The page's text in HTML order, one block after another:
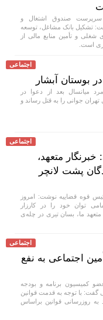
سرپرست صندوق اشتغال و
تشکیل بانک مشاغل، توسعه
شغلی و تأمین منابع مالی از
است.
اجتماعی
بوستان آبشار
میانسال بعد از دعوا در
جوانی را به قتل رساند و
اجتماعی
متعهد،
پشت لانچر
قوه قضاییه نوشت: امروز
توان خود را در کارزار
متعهد ما، بسان تیری در چله‌ی
اجتماعی
اجتماعی به نفع
کمیسیون برنامه و بودجه
با توجه به قدمت قوانین
به روزرسانی قوانین براساس